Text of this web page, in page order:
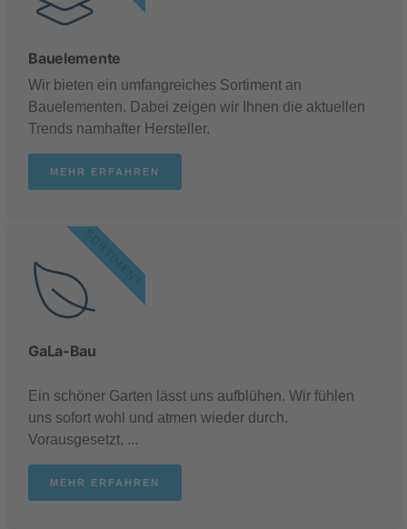
Bauelemente
Wir bieten ein umfangreiches Sortiment an
Bauelementen. Dabei zeigen wir Ihnen die aktuellen
Trends namhafter Hersteller.
MEHR ERFAHREN
GaLa-Bau
Ein schöner Garten lässt uns aufblühen. Wir fühlen
uns sofort wohl und atmen wieder durch.
Vorausgesetzt, ...
MEHR ERFAHREN
SORTIMENT